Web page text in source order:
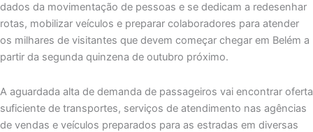
dados da movimentação de pessoas e se dedicam a redesenhar
rotas, mobilizar veículos e preparar colaboradores para atender
os milhares de visitantes que devem começar chegar em Belém a
partir da segunda quinzena de outubro próximo.
A aguardada alta de demanda de passageiros vai encontrar oferta
suficiente de transportes, serviços de atendimento nas agências
de vendas e veículos preparados para as estradas em diversas